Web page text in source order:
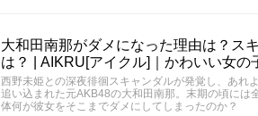
大和田南那がダメになった理由は？ス
は？ | AIKRU[アイクル]｜かわいい女の
西野未姫との深夜徘徊スキャンダルが発覚し、あれ
追い込まれた元AKB48の大和田南那。末期の頃に
体何が彼女をそこまでダメにしてしまったのか？